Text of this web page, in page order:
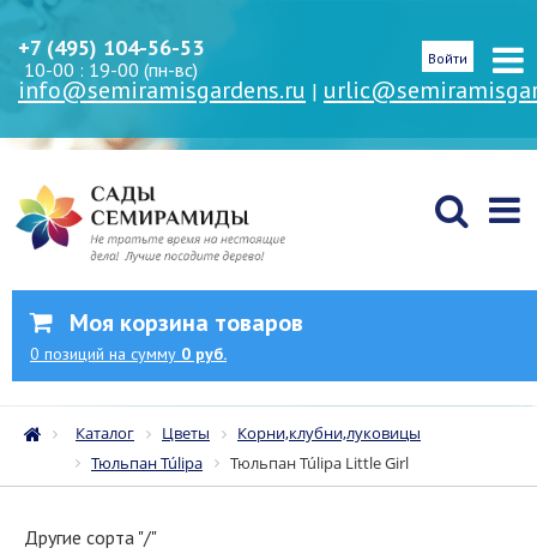
+7 (495) 104-56-53
10-00 : 19-00 (пн-вс)
info@semiramisgardens.ru |
Войти
Моя корзина товаров
0 позиций на сумму 0 руб.
Каталог Цветы
Корни,клубни,луковицы
Тюльпан Túlipa
Тюльпан Túlipa Little Girl
Другие сорта "/"